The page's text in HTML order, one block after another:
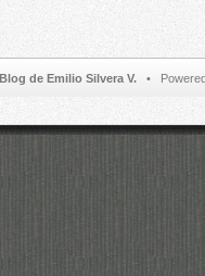
Blog de Emilio Silvera V.•